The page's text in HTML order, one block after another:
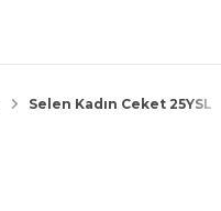
Selen Kadın Ceket